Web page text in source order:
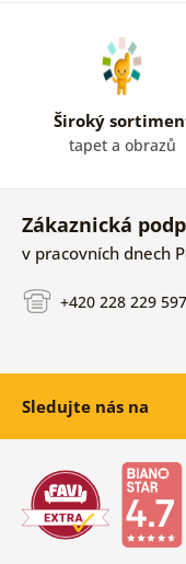
Široký
tapet a obrazů
Zákaznická
v pracovních dnech
+420 228 229 597
Sledujte nás na